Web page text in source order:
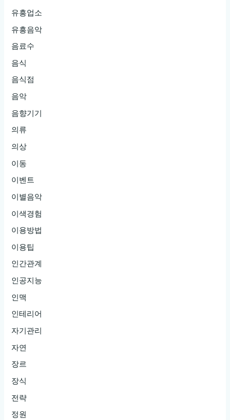
유흥업소
유흥음악
음료수
음식
음식점
음악
음향기기
의류
의상
이동
이벤트
이별음악
이색경험
이용방법
이용팁
인간관계
인공지능
인맥
인테리어
자기관리
자연
장르
장식
전략
정원